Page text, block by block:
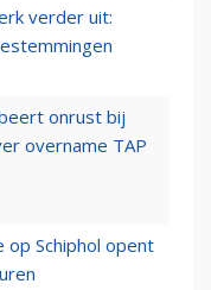
verder uit:
onrust bij
overname TAP
op Schiphol opent